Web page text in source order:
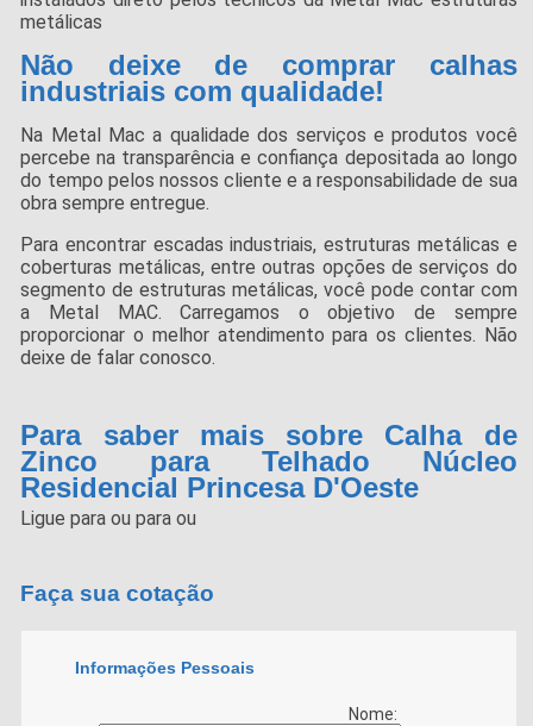
metálicas
Não deixe de comprar calhas
industriais com qualidade!
Na Metal Mac a qualidade dos serviços e produtos você
percebe na transparência e confiança depositada ao longo
do tempo pelos nossos cliente e a responsabilidade de sua
obra sempre entregue.
Para encontrar escadas industriais, estruturas metálicas e
coberturas metálicas, entre outras opções de serviços do
segmento de estruturas metálicas, você pode contar com
a Metal MAC. Carregamos o objetivo de sempre
proporcionar o melhor atendimento para os clientes. Não
deixe de falar conosco.
Para saber mais sobre Calha de
Zinco para Telhado Núcleo
Residencial Princesa D'Oeste
Ligue paraou paraou
Faça sua cotação
Informações Pessoais
Nome: